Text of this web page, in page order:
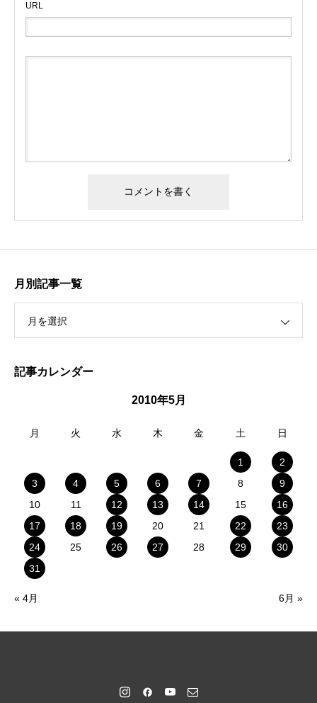
URL
月別記事一覧
月を選択
記事カレンダー
2010年5月
月 火 水 木 金 土 日
1
2
3
4 5 6 7 8
9
10
11 12 13 14 15
16
17
18 19 20 21 22
23
24
25 26 27 28 29
30
31
« 4月 6月 »